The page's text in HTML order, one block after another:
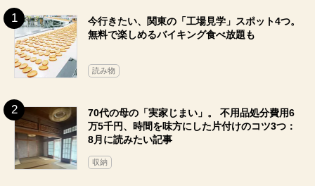
今行きたい、関東の「工場見学」スポット4つ。
無料で楽しめるバイキング食べ放題も
読み物
70代の母の「実家じまい」。 不用品処分費用6
万5千円、時間を味方にした片付けのコツ3つ：
8月に読みたい記事
収納